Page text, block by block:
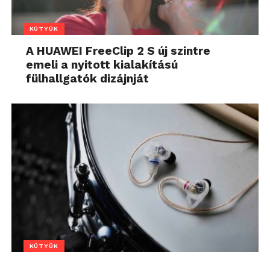
KÜTYÜK
A HUAWEI FreeClip 2 S új szintre
emeli a nyitott kialakítású
fülhallgatók dizájnját
KÜTYÜK